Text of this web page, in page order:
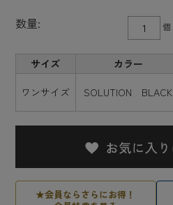
数量:
個
サイズ カラー
ワンサイズ SOLUTION BLACK
★会員ならさらにお得！